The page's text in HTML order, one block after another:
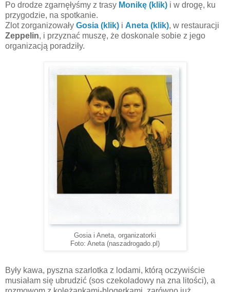
Po drodze zgarnęłyśmy z trasy Monikę (klik) i w drogę, ku
przygodzie, na spotkanie.
Zlot zorganizowały Gosia (klik) i Aneta (klik), w restauracji
Zeppelin, i przyznać muszę, że doskonale sobie z jego
organizacją poradziły.
Gosia i Aneta, organizatorki
Foto: Aneta (naszadrogado.pl)
Były kawa, pyszna szarlotka z lodami, którą oczywiście
musiałam się ubrudzić (sos czekoladowy na zna litości), a